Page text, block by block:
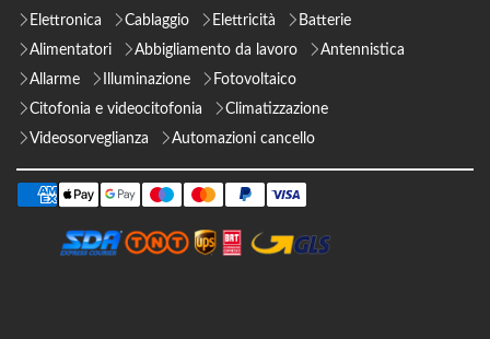
Elettronica
Cablaggio Elettricità
Batterie
Alimentatori
Abbigliamento da lavoro
Antennistica
Allarme
Illuminazione
Fotovoltaico
Citofonia e videocitofonia
Climatizzazione
Videosorveglianza
Automazioni cancello